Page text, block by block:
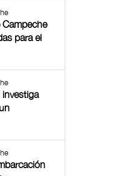
para el
investiga